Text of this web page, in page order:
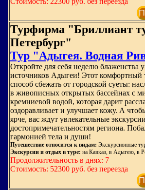
Турфирма "Бриллиант
Петербург"
Тур "Адыгея. Водная
Откройте для себя неделю блаженства
источников Адыгеи! Этот
способ сбежать от городской суеты:
в живописных открытых бассейнах с
кремниевой водой, которая дарит
оздоравливает и улучшает кожу. А
ярче, вас ждут увлекательные
достопримечательностям региона.
гармонией тела и души!
Путешествие относится к видам: Экскурсионные
Экскурсии и отдых в туре: на Кавказ, в Адыгею, в
Продолжительность в днях: 7
Стоимость: 52300 руб. без переезда